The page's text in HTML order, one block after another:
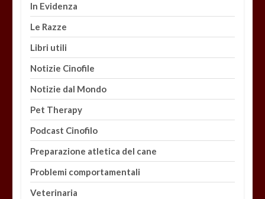
In Evidenza
Le Razze
Libri utili
Notizie Cinofile
Notizie dal Mondo
Pet Therapy
Podcast Cinofilo
Preparazione atletica del cane
Problemi comportamentali
Veterinaria